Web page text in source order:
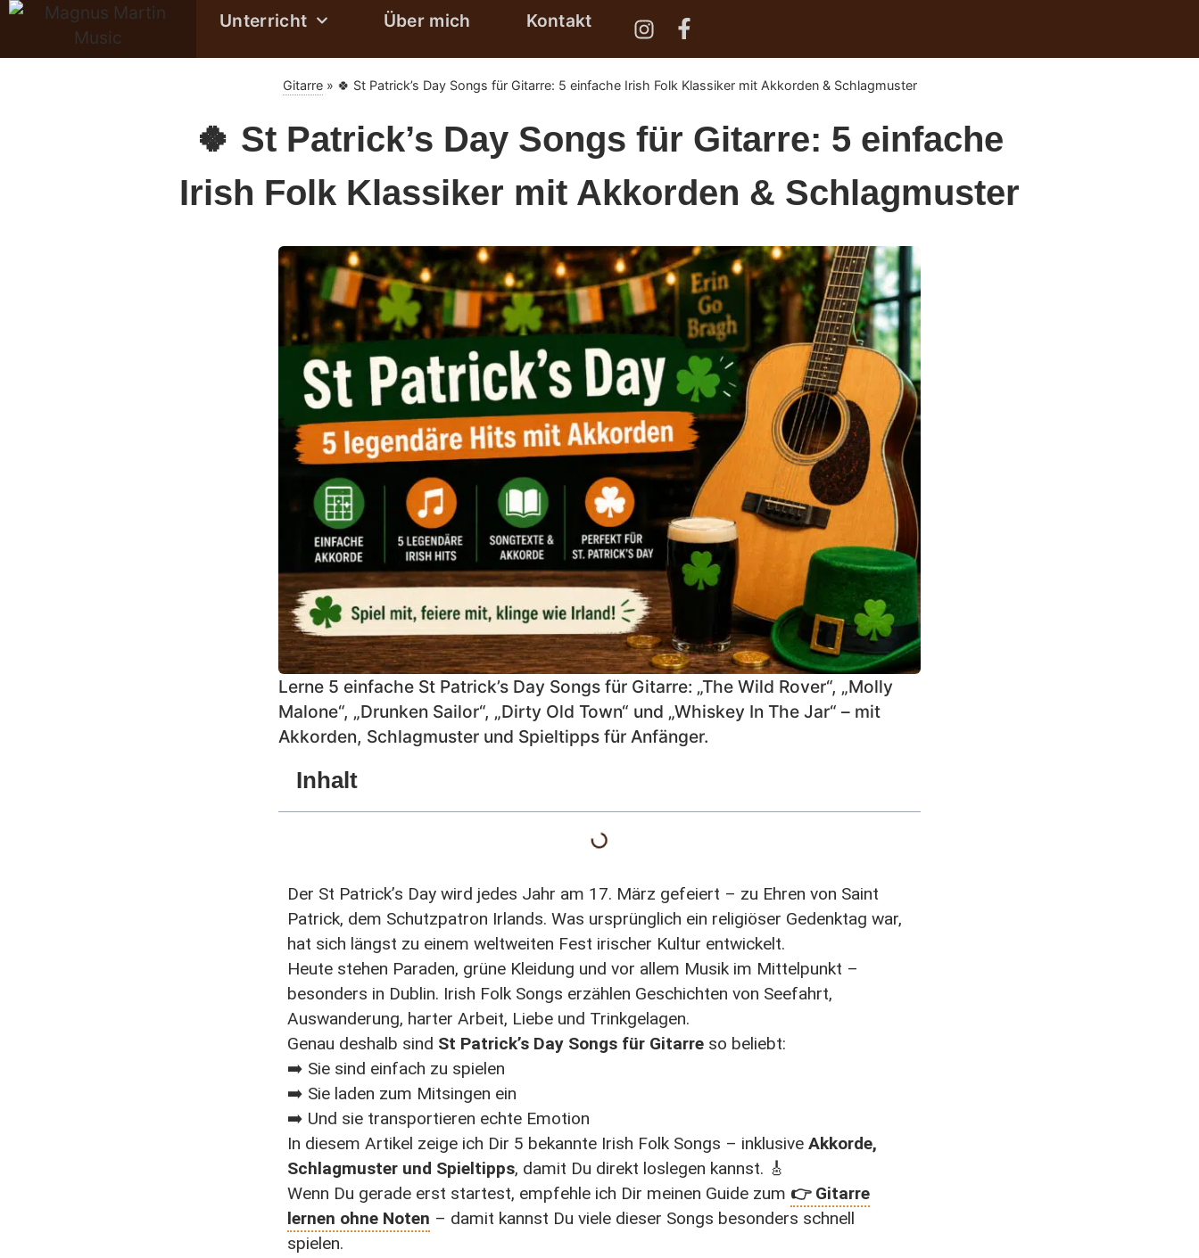
Unterricht Über mich Kontakt
Gitarre» 🍀 St Patrick’s Day Songs für Gitarre: 5 einfache Irish Folk Klassiker mit Akkorden & Schlagmuster
🍀 St Patrick’s Day Songs für Gitarre: 5 einfache
Irish Folk Klassiker mit Akkorden & Schlagmuster
Lerne 5 einfache St Patrick’s Day Songs für Gitarre: „The Wild Rover“, „Molly
Malone“, „Drunken Sailor“, „Dirty Old Town“ und „Whiskey In The Jar“ – mit
Akkorden, Schlagmuster und Spieltipps für Anfänger.
Inhalt
Der St Patrick’s Day wird jedes Jahr am 17. März gefeiert – zu Ehren von Saint
Patrick, dem Schutzpatron Irlands. Was ursprünglich ein religiöser Gedenktag war,
hat sich längst zu einem weltweiten Fest irischer Kultur entwickelt.
Heute stehen Paraden, grüne Kleidung und vor allem Musik im Mittelpunkt –
besonders in Dublin. Irish Folk Songs erzählen Geschichten von Seefahrt,
Auswanderung, harter Arbeit, Liebe und Trinkgelagen.
Genau deshalb sind St Patrick’s Day Songs für Gitarre so beliebt:
➡️ Sie sind einfach zu spielen
➡️ Sie laden zum Mitsingen ein
➡️ Und sie transportieren echte Emotion
In diesem Artikel zeige ich Dir 5 bekannte Irish Folk Songs – inklusive Akkorde,
Schlagmuster und Spieltipps, damit Du direkt loslegen kannst. 🎸
Wenn Du gerade erst startest, empfehle ich Dir meinen Guide zum 👉 Gitarre
lernen ohne Noten – damit kannst Du viele dieser Songs besonders schnell
spielen.